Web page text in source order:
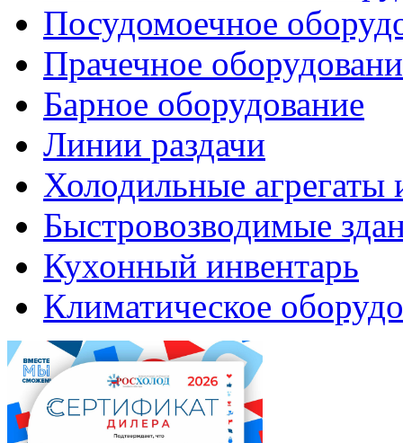
Посудомоечное
Прачечное
Барное оборудование
Линии раздачи
Холодильные агрегаты
Быстровозводимые
Кухонный инвентарь
Климатическое